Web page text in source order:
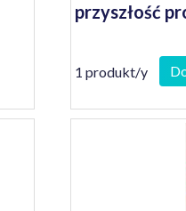
przyszłość
1 produkt/y